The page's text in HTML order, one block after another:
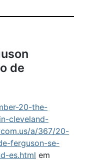
de
20-the-
cleveland-
a/367/20-
ferguson-se-
es.html em